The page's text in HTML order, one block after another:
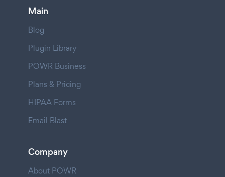
Main
Blog
Plugin Library
POWR Business
Plans & Pricing
HIPAA Forms
Email Blast
Company
About POWR